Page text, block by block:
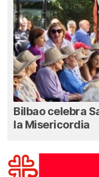
Bilbao celebra
la Misericordia